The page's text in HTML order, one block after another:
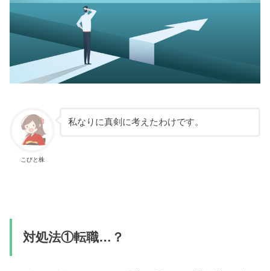
こびと株
私なりに真剣に考えたわけです。
対処法①転職…？